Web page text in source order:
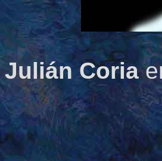
Julián Coria